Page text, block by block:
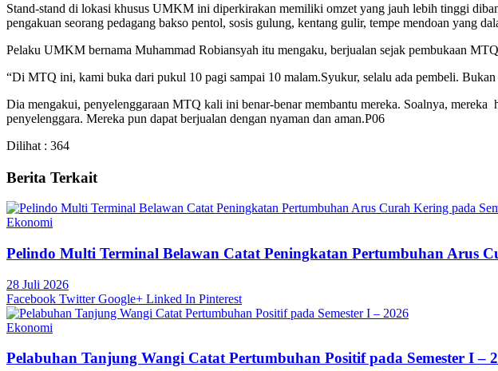
Stand-stand di lokasi khusus UMKM ini diperkirakan memiliki omzet yang jauh lebih tinggi
pengakuan seorang pedagang bakso pentol, sosis gulung, kentang gulir, tempe mendoan yang
Pelaku UMKM bernama Muhammad Robiansyah itu mengaku, berjualan sejak pembukaan
“Di MTQ ini, kami buka dari pukul 10 pagi sampai 10 malam.Syukur, selalu ada pembeli.
Dia mengakui, penyelenggaraan MTQ kali ini benar-benar membantu mereka. Soalnya,
penyelenggara. Mereka pun dapat berjualan dengan nyaman dan aman.P06
Dilihat : 364
Berita Terkait
Ekonomi
Pelindo Multi Terminal Belawan Catat Peningkatan Pertumbuhan Arus
28 Juli 2026
Facebook Twitter Google+ Linked In Pinterest
Ekonomi
Pelabuhan Tanjung Wangi Catat Pertumbuhan Positif pada Semester I –